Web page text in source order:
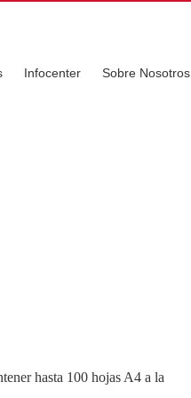
Infocenter Sobre Nosotros
hasta 100 hojas A4 a la